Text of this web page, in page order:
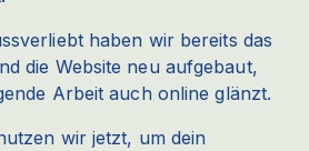
haben wir bereits das
die Website neu aufgebaut,
Arbeit auch online glänzt.
wir jetzt, um dein